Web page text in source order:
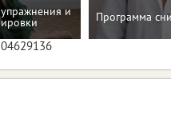
и Программа